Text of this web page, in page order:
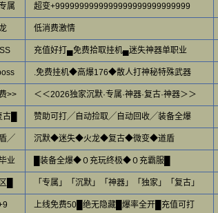
属 超变+9999999999999999999999999999
低消费激情
充值好打▄免费拾取挂机▄迷失神器单职业
.免费挂机◆高爆176◆散人打神秘特殊武器
>> ＜＜2026独家沉默·专属·神器·复古·神器＞＞
█ 赞助可打╱自动捡取╱自动回收╱装备全爆
╱ 沉默◆迷失◆火龙◆复古◆微变◆道盾
业 █装备全爆◆０充玩终极◆０充霸服█
█ 「专属」「沉默」「神器」「独家」「复古」
上线免费50█绝无隐藏█爆率全开█充值可打